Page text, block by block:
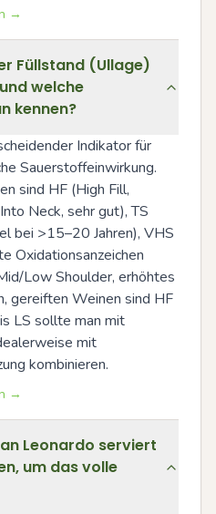
→
Füllstand (Ullage)
welche
kennen?
Indikator für
Sauerstoffeinwirkung.
sind HF (High Fill,
Neck, sehr gut), TS
bei >15–20 Jahren), VHS
Oxidationsanzeichen
Low Shoulder, erhöhtes
gereiften Weinen sind HF
LS sollte man mit
mit
kombinieren.
→
Leonardo serviert
um das volle